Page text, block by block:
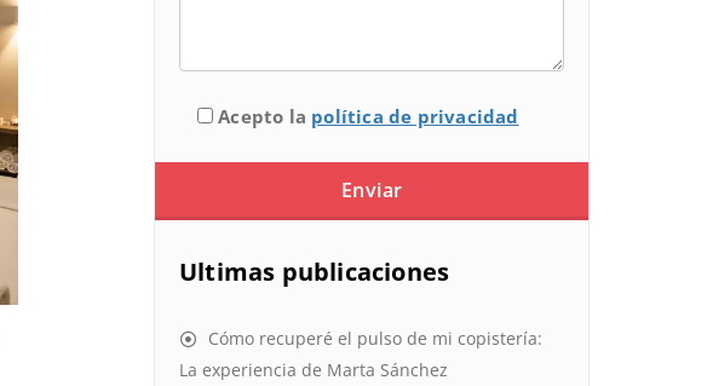
Acepto la política de privacidad
Ultimas publicaciones
Cómo recuperé el pulso de mi copistería:
La experiencia de Marta Sánchez